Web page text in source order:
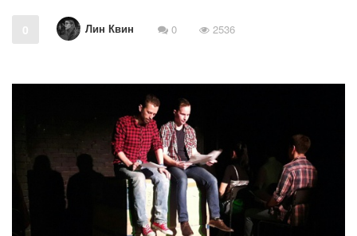
0 Лин Квин 0 2536